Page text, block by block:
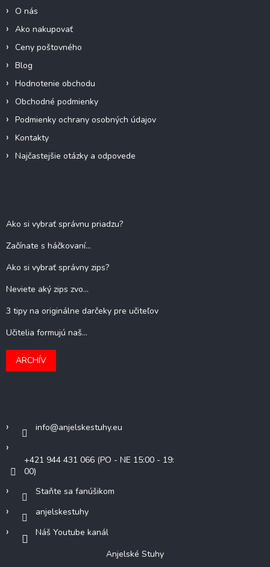
O nás
Ako nakupovať
Ceny poštovného
Blog
Hodnotenie obchodu
Obchodné podmienky
Podmienky ochrany osobných údajov
Kontakty
Najčastejšie otázky a odpovede
Ako si vybrať správnu priadzu?
Začínate s háčkovaní...
Ako si vybrať správny zips?
Neviete aký zips zvo...
3 tipy na originálne darčeky pre učiteľov
Učitelia formujú naš...
ARCHÍV
info@anjelskestuhy.eu
+421 944 431 066 (PO - NE 15:00 - 19:
00)
Staňte sa fanúšikom
anjelskestuhy
Náš Youtube kanál
Anjelské Stuhy